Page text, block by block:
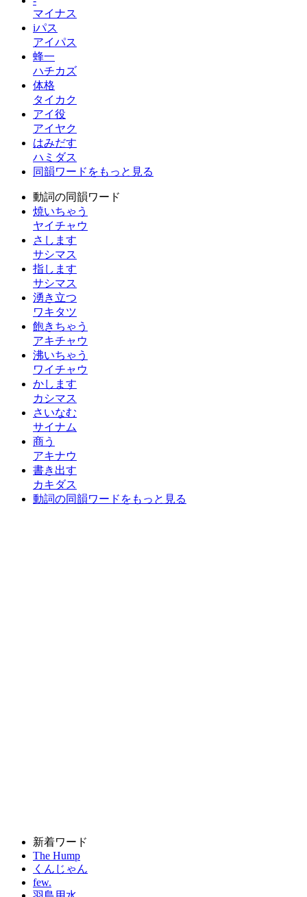
マイナス
iパス
アイパス
蜂一
ハチカズ
体格
タイカク
アイ役
アイヤク
はみだす
ハミダス
同韻ワードをもっと見る
動詞の同韻ワード
焼いちゃう
ヤイチャウ
さします
サシマス
指します
サシマス
湧き立つ
ワキタツ
飽きちゃう
アキチャウ
沸いちゃう
ワイチャウ
かします
カシマス
さいなむ
サイナム
商う
アキナウ
書き出す
カキダス
動詞の同韻ワードをもっと見る
新着ワード
The Hump
くんじゃん
few.